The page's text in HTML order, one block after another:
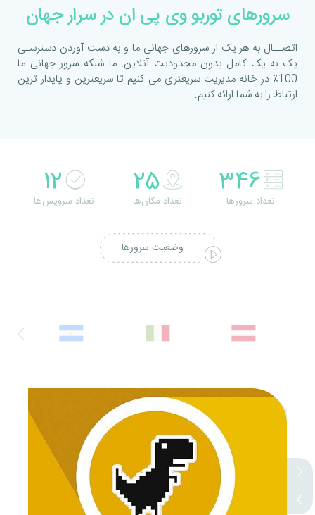
سرورهای توربو وی پی ان در سرار جهان
اتصــال به هر یک از سرورهای جهانی ما و به دست آوردن دسترسـی
یک به یک کامل بدون محدودیت آنلاین. ما شبکه سرور جهانی ما
100٪ در خانه مدیریت سریعتری می کنیم تا سریعترین و پایدار ترین
ارتباط را به شما ارائه کنیم.
390
تعداد سرورها 25
تعداد مکان‌ها 12
تعداد سرویس‌ها
وضعیت سرورها